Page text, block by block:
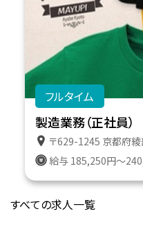
フルタイム
製造業務（正社員
〒629-1245 京都府綾部市十倉志
給与 185,250円～
すべての求人一覧